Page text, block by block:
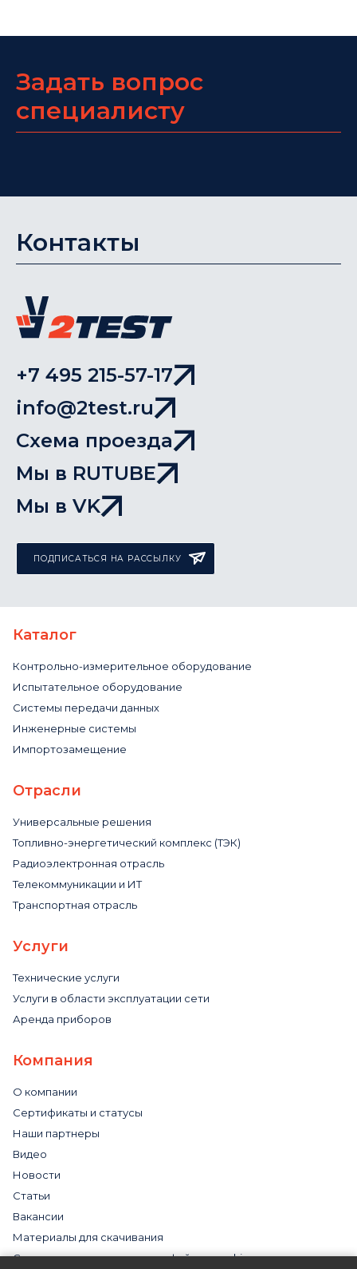
Задать вопрос
специалисту
Контакты
+7 495 215-57-17
info@2test.ru
Схема проезда
Мы в RUTUBE
Мы в VK
ПОДПИСАТЬСЯ НА РАССЫЛКУ
Каталог
Контрольно-измерительное оборудование
Испытательное оборудование
Системы передачи данных
Инженерные системы
Импортозамещение
Отрасли
Универсальные решения
Топливно-энергетический комплекс (ТЭК)
Радиоэлектронная отрасль
Телекоммуникации и ИТ
Транспортная отрасль
Услуги
Технические услуги
Услуги в области эксплуатации сети
Аренда приборов
Компания
О компании
Сертификаты и статусы
Наши партнеры
Видео
Новости
Статьи
Вакансии
Материалы для скачивания
Cогласие на использование файлов cookies